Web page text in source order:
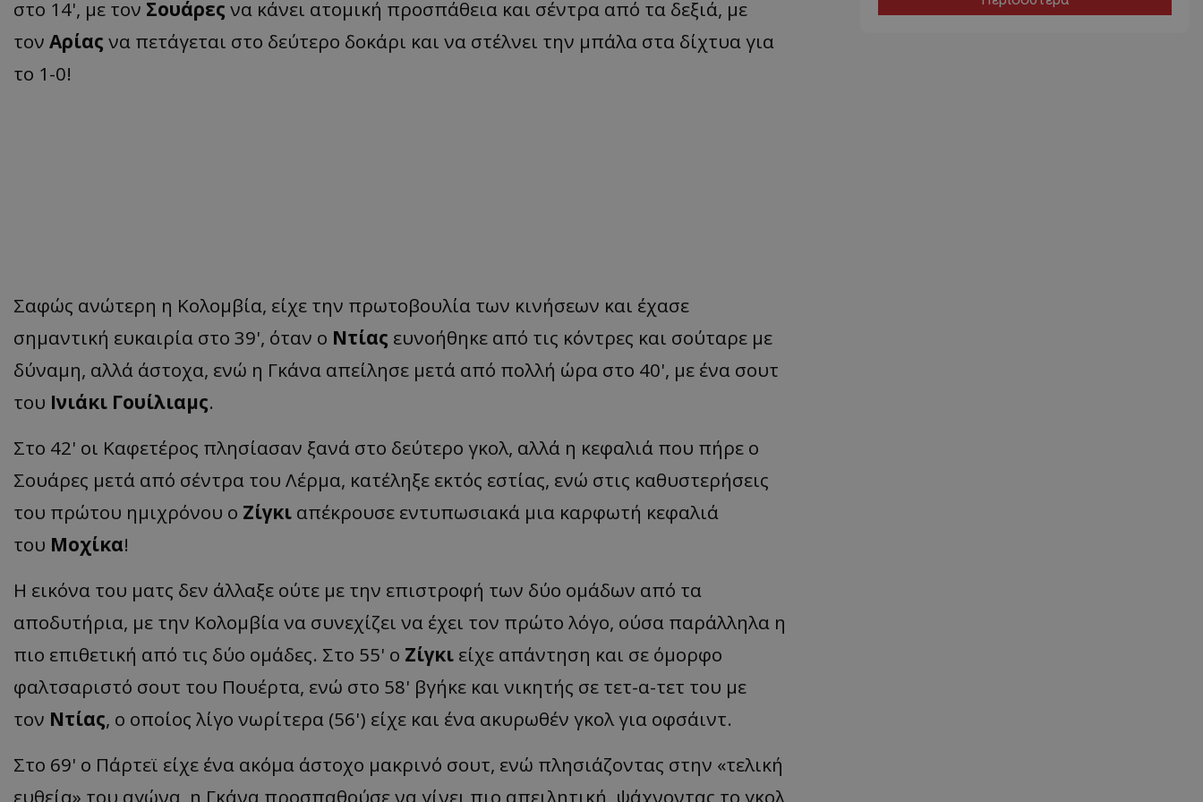
στο 14', με τον Σουάρες να κάνει ατομική προσπάθεια και σέντρα από τα δεξιά, με
τον Αρίας να πετάγεται στο δεύτερο δοκάρι και να στέλνει την μπάλα στα δίχτυα για
το 1-0!
Σαφώς ανώτερη η Κολομβία, είχε την πρωτοβουλία των κινήσεων και έχασε
σημαντική ευκαιρία στο 39', όταν ο Ντίας ευνοήθηκε από τις κόντρες και σούταρε με
δύναμη, αλλά άστοχα, ενώ η Γκάνα απείλησε μετά από πολλή ώρα στο 40', με ένα σουτ
του Ινιάκι Γουίλιαμς.
Στο 42' οι Καφετέρος πλησίασαν ξανά στο δεύτερο γκολ, αλλά η κεφαλιά που πήρε ο
Σουάρες μετά από σέντρα του Λέρμα, κατέληξε εκτός εστίας, ενώ στις καθυστερήσεις
του πρώτου ημιχρόνου ο Ζίγκι απέκρουσε εντυπωσιακά μια καρφωτή κεφαλιά
του Μοχίκα!
Η εικόνα του ματς δεν άλλαξε ούτε με την επιστροφή των δύο ομάδων από τα
αποδυτήρια, με την Κολομβία να συνεχίζει να έχει τον πρώτο λόγο, ούσα παράλληλα η
πιο επιθετική από τις δύο ομάδες. Στο 55' ο Ζίγκι είχε απάντηση και σε όμορφο
φαλτσαριστό σουτ του Πουέρτα, ενώ στο 58' βγήκε και νικητής σε τετ-α-τετ του με
τον Ντίας, ο οποίος λίγο νωρίτερα (56') είχε και ένα ακυρωθέν γκολ για οφσάιντ.
Στο 69' ο Πάρτεϊ είχε ένα ακόμα άστοχο μακρινό σουτ, ενώ πλησιάζοντας στην «τελική
ευθεία» του αγώνα, η Γκάνα προσπαθούσε να γίνει πιο απειλητική, ψάχνοντας το γκολ